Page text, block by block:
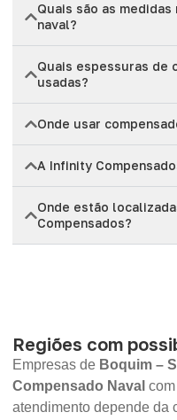
Quais são as
naval?
Quais espessuras de
usadas?
Onde usar
A Infinity
Onde estão
Compensados?
Regiões com
Empresas de Boquim –
Compensado Naval
atendimento depende da